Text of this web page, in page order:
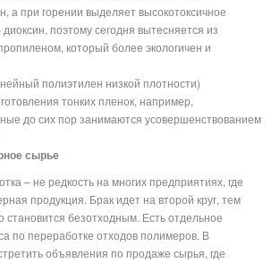
а при горении выделяет высокотоксичное
поэтому сегодня вытесняется из
который более экологичен и
полиэтилен низкой плотности)
тонких пленок, например,
до сих пор занимаются усовершенствованием
сырье
– не редкость на многих предприятиях, где
продукция. Брак идет на второй круг, тем
становится безотходным. Есть отдельное
по переработке отходов полимеров. В
объявления по продаже сырья, где